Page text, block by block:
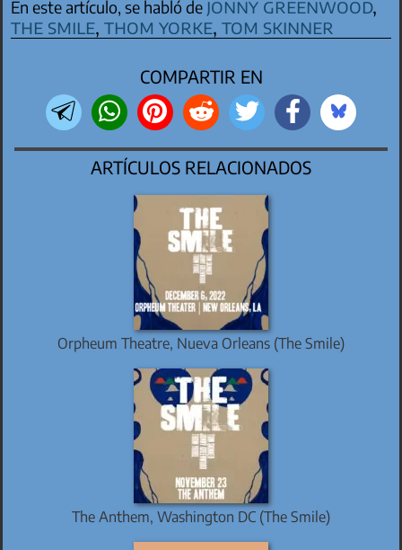
En este artículo, se habló de jonny greenwood,
the smile,thom yorke,tom skinner
COMPARTIR EN
ARTÍCULOS RELACIONADOS
Orpheum Theatre, Nueva Orleans (The Smile)
The Anthem, Washington DC (The Smile)